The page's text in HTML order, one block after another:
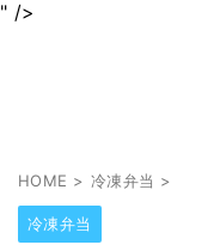
" />
HOME > 冷凍弁当 >
冷凍弁当